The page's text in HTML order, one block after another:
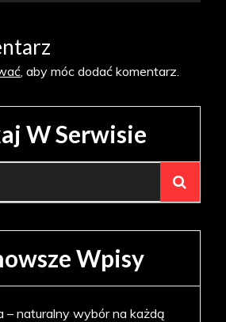
, aby móc dodać komentarz.
W Serwisie
Wpisy
– naturalny wybór na każdą